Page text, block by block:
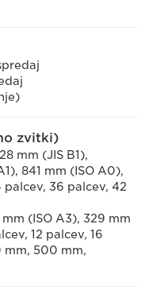
zvitki)
mm (JIS B1),
841 mm (ISO A0),
palcev, 36 palcev, 42
(ISO A3), 329 mm
12 palcev, 16
mm, 500 mm,